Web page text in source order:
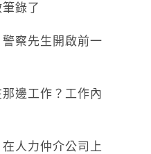
錄了
警察先生開啟前一
邊工作？工作內
在人力仲介公司上